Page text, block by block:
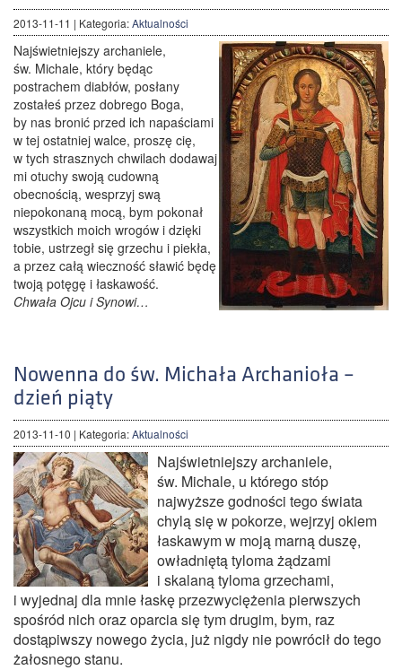
2013-11-11 | Kategoria:Aktualności
Najświetniejszy archaniele,
św. Michale, który będąc
postrachem diabłów, posłany
zostałeś przez dobrego Boga,
by nas bronić przed ich napaściami
w tej ostatniej walce, proszę cię,
w tych strasznych chwilach dodawaj
mi otuchy swoją cudowną
obecnością, wesprzyj swą
niepokonaną mocą, bym pokonał
wszystkich moich wrogów i dzięki
tobie, ustrzegł się grzechu i piekła,
a przez całą wieczność sławić będę
twoją potęgę i łaskawość.
Chwała Ojcu i Synowi…
Nowenna do św. Michała Archanioła –
dzień piąty
2013-11-10 | Kategoria:Aktualności
Najświetniejszy archaniele,
św. Michale, u którego stóp
najwyższe godności tego świata
chylą się w pokorze, wejrzyj okiem
łaskawym w moją marną duszę,
owładniętą tyloma żądzami
i skalaną tyloma grzechami,
i wyjednaj dla mnie łaskę przezwyciężenia pierwszych
spośród nich oraz oparcia się tym drugim, bym, raz
dostąpiwszy nowego życia, już nigdy nie powrócił do tego
żałosnego stanu.